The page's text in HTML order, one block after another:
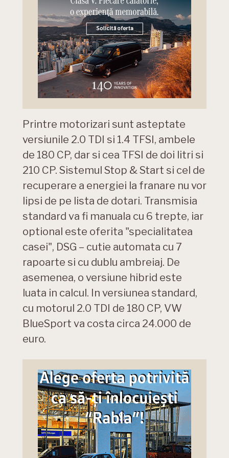
Printre motorizari sunt asteptate
versiunile 2.0 TDI si 1.4 TFSI, ambele
de 180 CP, dar si cea TFSI de doi litri si
210 CP. Sistemul Stop & Start si cel de
recuperare a energiei la franare nu vor
lipsi de pe lista de dotari. Transmisia
standard va fi manuala cu 6 trepte, iar
optional este oferita "specialitatea
casei", DSG – cutie automata cu 7
rapoarte si cu dublu ambreiaj. De
asemenea, o versiune hibrid este
luata in calcul. In versiunea standard,
cu motorul 2.0 TDI de 180 CP, VW
BlueSport va costa circa 24.000 de
euro.